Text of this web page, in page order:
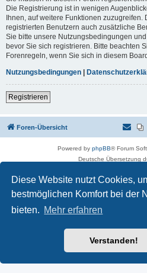
Diese Website nutzt Cookies,
bestmöglichen Komfort bei der
bieten. Mehr erfahren
Verstanden!
Die Registrierung ist in wenigen
Ihnen, auf weitere Funktionen zuzugreifen.
registrierten Benutzern auch zusätzliche
Sie bitte unsere Nutzungsbedingungen
bevor Sie sich registrieren. Bitte beachten
Forenregeln, wenn Sie sich in diesem
Nutzungsbedingungen |
Registrieren
Foren-Übersicht
Powered by phpBB® Forum
Deutsche Übersetzung